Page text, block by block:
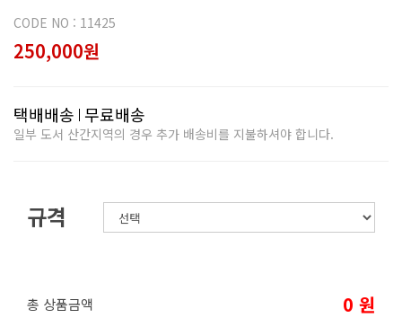
CODE NO : 11425
250,000원
택배배송 무료배송
일부 도서 산간지역의 경우 추가 배송비를 지불하셔야 합니다.
규격
총 상품금액 0 원